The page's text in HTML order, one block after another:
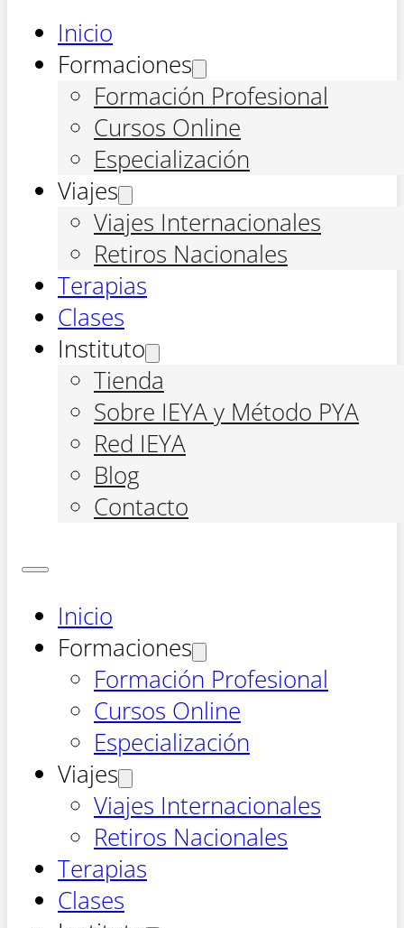
Inicio
Formaciones
Formación Profesional
Cursos Online
Especialización
Viajes
Viajes Internacionales
Retiros Nacionales
Terapias
Clases
Instituto
Tienda
Sobre IEYA y Método PYA
Red IEYA
Blog
Contacto
Inicio
Formaciones
Formación Profesional
Cursos Online
Especialización
Viajes
Viajes Internacionales
Retiros Nacionales
Terapias
Clases